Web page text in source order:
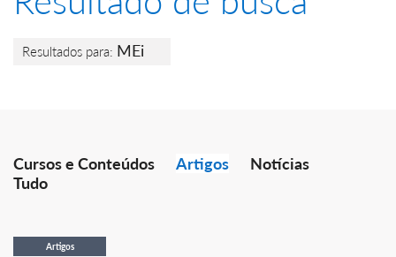
Resultados para: MEi
Cursos e Conteúdos Artigos
Notícias
Tudo
Artigos